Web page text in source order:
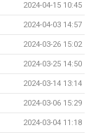
2024-04-15 10:45
2024-04-03 14:57
2024-03-26 15:02
2024-03-25 14:50
2024-03-14 13:14
2024-03-06 15:29
2024-03-04 11:18